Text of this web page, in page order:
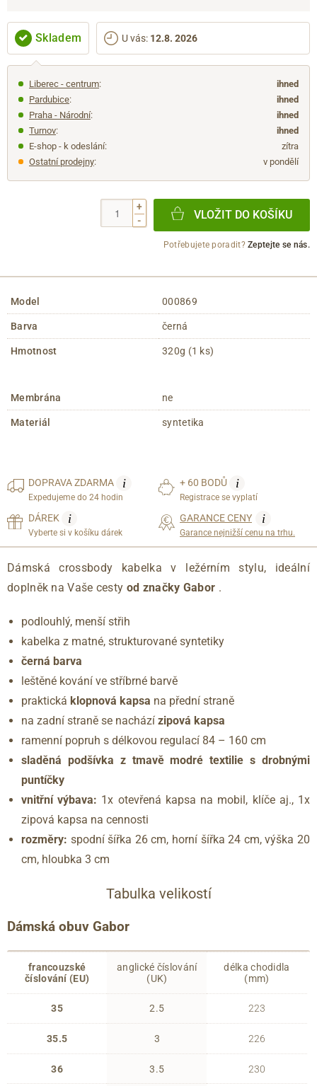
Skladem U vás: 12.8. 2026
Liberec - centrum:
ihned
Pardubice:
ihned
Praha - Národní:
ihned
Turnov:
ihned
E-shop - k odeslání:
zítra
Ostatní prodejny: v pondělí
+
-
VLOŽIT DO KOŠÍKU
Potřebujete poradit?Zeptejte se nás.
Model 000869
Barva černá
Hmotnost 320g (1 ks)
Membrána ne
Materiál syntetika
DOPRAVAZDARMA i
Expedujeme do 24 hodin
+ 60 BODŮ i
Registrace se vyplatí
DÁREK i
Vyberte si v košíku dárek
GARANCE CENY i
Garance nejnižší cenu na trhu.
Dámská crossbody kabelka v ležérním stylu, ideální
doplněk na Vaše cesty od značky Gabor .
podlouhlý, menší střih
kabelka z matné, strukturované syntetiky
černá barva
leštěné kování ve stříbrné barvě
praktická klopnová kapsa na přední straně
na zadní straně se nachází zipová kapsa
ramenní popruh s délkovou regulací 84 – 160 cm
sladěná podšívka z tmavě modré textilie s drobnými
puntíčky
vnitřní výbava: 1x otevřená kapsa na mobil, klíče aj., 1x
zipová kapsa na cennosti
rozměry: spodní šířka 26 cm, horní šířka 24 cm, výška 20
cm, hloubka 3 cm
Tabulka velikostí
Dámská obuv Gabor
francouzské
číslování (EU)
35
35.5
36
anglické číslování
(UK)
2.5
3
3.5
délka chodidla
(mm)
223
226
230